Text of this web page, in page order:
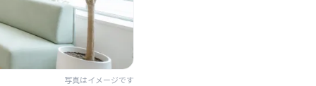
写真はイメージです